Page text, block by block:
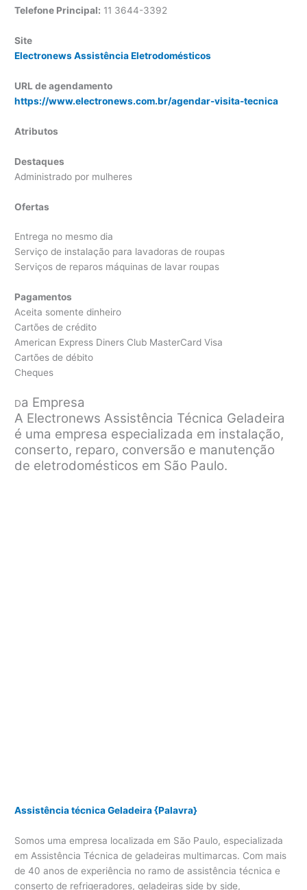
Telefone Principal: 11 3644-3392
Site
Electronews Assistência Eletrodomésticos
URL de agendamento
https://www.electronews.com.br/agendar-visita-tecnica
Atributos
Destaques
Administrado por mulheres
Ofertas
Entrega no mesmo dia
Serviço de instalação para lavadoras de roupas
Serviços de reparos máquinas de lavar roupas
Pagamentos
Aceita somente dinheiro
Cartões de crédito
American Express Diners Club MasterCard Visa
Cartões de débito
Cheques
Da Empresa
A Electronews Assistência Técnica Geladeira
é uma empresa especializada em instalação,
conserto, reparo, conversão e manutenção
de eletrodomésticos em São Paulo.
Assistência técnica Geladeira {Palavra}
Somos uma empresa localizada em São Paulo, especializada
em Assistência Técnica de geladeiras multimarcas. Com mais
de 40 anos de experiência no ramo de assistência técnica e
conserto de refrigeradores, geladeiras side by side,